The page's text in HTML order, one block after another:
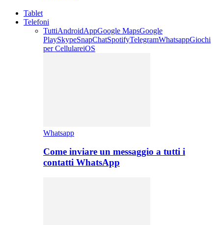
Tablet
Telefoni
TuttiAndroidAppGoogle MapsGoogle
PlaySkypeSnapChatSpotifyTelegramWhatsappGiochi
per CellulareiOS
Whatsapp
Come inviare un messaggio a tutti i
contatti WhatsApp